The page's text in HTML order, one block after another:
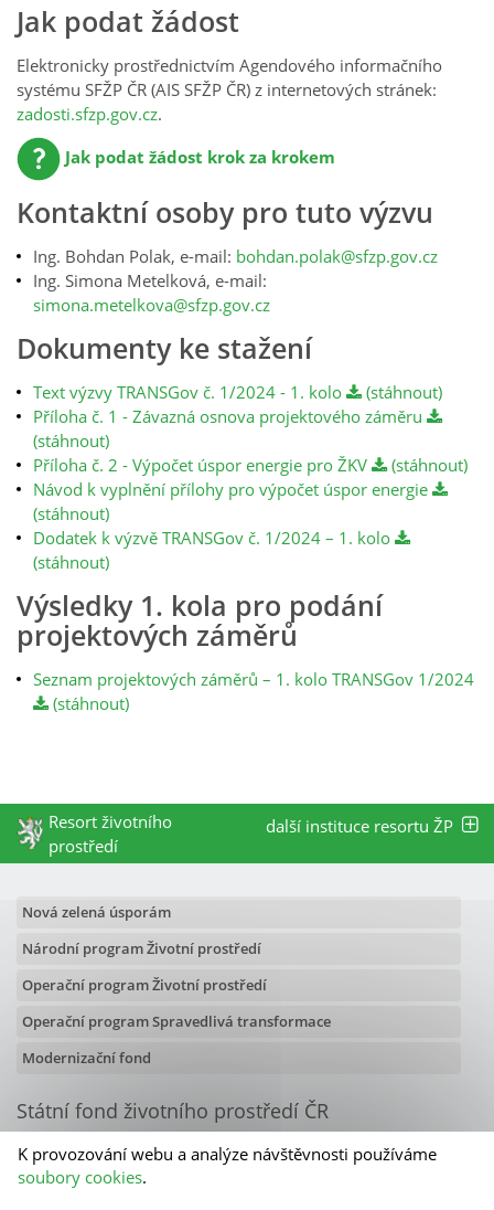
Jak podat žádost
Elektronicky prostřednictvím Agendového informačního
systému SFŽP ČR (AIS SFŽP ČR) z internetových stránek:
zadosti.sfzp.gov.cz.
Jak podat žádost krok za krokem
Kontaktní osoby pro tuto výzvu
Ing. Bohdan Polak, e-mail: bohdan.polak@sfzp.gov.cz
Ing. Simona Metelková, e-mail:
simona.metelkova@sfzp.gov.cz
Dokumenty ke stažení
Text výzvy TRANSGov č. 1/2024 - 1. kolo
(stáhnout)
Příloha č. 1 - Závazná osnova projektového záměru
(stáhnout)
Příloha č. 2 - Výpočet úspor energie pro ŽKV
(stáhnout)
Návod k vyplnění přílohy pro výpočet úspor energie
(stáhnout)
Dodatek k výzvě TRANSGov č. 1/2024 – 1. kolo
(stáhnout)
Výsledky 1. kola pro podání
projektových záměrů
Seznam projektových záměrů – 1. kolo TRANSGov 1/2024
(stáhnout)
Resort životního
prostředí
další instituce resortu ŽP
Nová zelená úsporám
Národní program Životní prostředí
Operační program Životní prostředí
Operační program Spravedlivá transformace
Modernizační fond
Státní fond životního prostředí ČR
Olbrachtova 2006/9
140 00 Praha 4
Kontakty
K provozování webu a analýze návštěvnosti používáme
soubory cookies.